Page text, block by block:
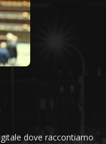
dove raccontiamo